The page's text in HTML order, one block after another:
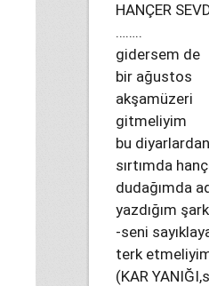
HANÇER
……..
gidersem de
bir ağustos
akşamüzeri
gitmeliyim
bu diyarlardan
sırtımda
dudağımda
yazdığım
-seni
terk
(KAR